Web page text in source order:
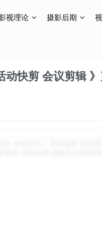
视理论 摄影后期
动快剪 会议剪辑